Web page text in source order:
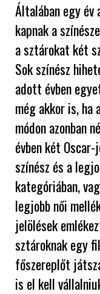
Általában egy
kapnak a
a sztárokat két
Sok színész
adott évben
még akkor is, ha
módon azonban
évben két
színész és a
kategóriában,
legjobb női
jelölések
sztároknak egy
főszereplőt
is el kell